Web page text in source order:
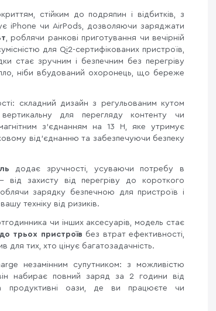
стійким до подряпин і відбитків, з
iPhone чи AirPods, дозволяючи заряджати
, роблячи ранкові приготування чи вечірній
для Qi2-сертифікованих пристроїв,
стає зручним і безпечним без перегріву
ніби вбудований охоронець, що береже
складний дизайн з регульованим кутом
для перегляду контенту чи
з'єднанням на 13 Н, яке утримує
від'єднанню та забезпечуючи безпеку
додає зручності, усуваючи потребу в
від захисту від перегріву до короткого
зарядку безпечною для пристроїв і
техніку від ризиків.
чи інших аксесуарів, модель стає
до трьох пристроїв без втрат ефективності,
тих, хто цінує багатозадачність.
незамінним супутником: з можливістю
набирає повний заряд за 2 години від
продуктивні оази, де ви працюєте чи